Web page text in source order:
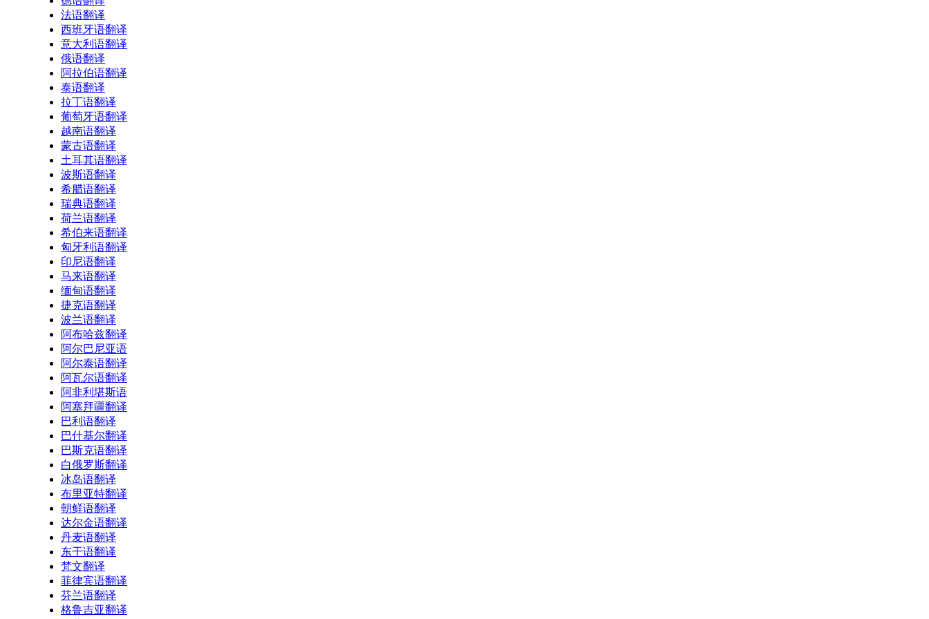
法语翻译
西班牙语翻译
意大利语翻译
俄语翻译
阿拉伯语翻译
泰语翻译
拉丁语翻译
葡萄牙语翻译
越南语翻译
蒙古语翻译
土耳其语翻译
波斯语翻译
希腊语翻译
瑞典语翻译
荷兰语翻译
希伯来语翻译
匈牙利语翻译
印尼语翻译
马来语翻译
缅甸语翻译
捷克语翻译
波兰语翻译
阿布哈兹翻译
阿尔巴尼亚语
阿尔泰语翻译
阿瓦尔语翻译
阿非利堪斯语
阿塞拜疆翻译
巴利语翻译
巴什基尔翻译
巴斯克语翻译
白俄罗斯翻译
冰岛语翻译
布里亚特翻译
朝鲜语翻译
达尔金语翻译
丹麦语翻译
东干语翻译
梵文翻译
菲律宾语翻译
芬兰语翻译
格鲁吉亚翻译